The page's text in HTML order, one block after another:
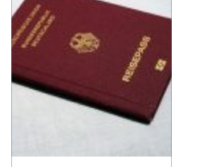
som man vill för evigt
bevara i minnet.
september 2025